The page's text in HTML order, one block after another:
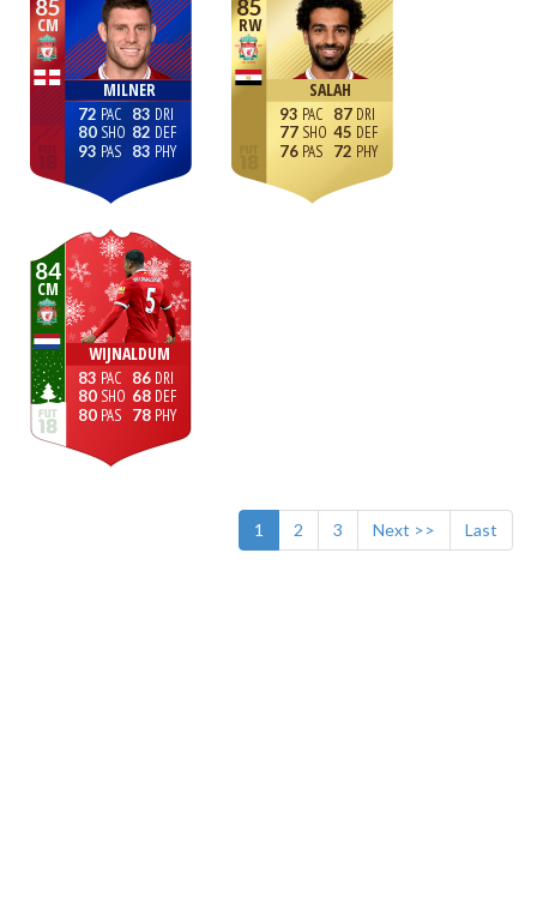
85
CM
MILNER
72
80
93
83
82
83
85
RW
SALAH
93
77
76
87
45
72
84
CM
WIJNALDUM
83
80
80
86
68
78
1 2 3 Next >> Last